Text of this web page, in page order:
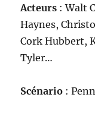
Acteurs : Walt
Haynes,
Cork Hubbert,
Tyler…
Scénario :